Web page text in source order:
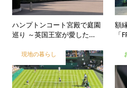
ハンプトンコート宮殿で庭園
巡り ～英国王室が愛した...
額
「
現地の暮らし